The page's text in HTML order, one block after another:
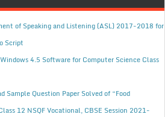
of Speaking and Listening (ASL) 2017-2018 for
Script
4.5 Software for Computer Science Class
Sample Question Paper Solved of “Food
12 NSQF Vocational, CBSE Session 2021-